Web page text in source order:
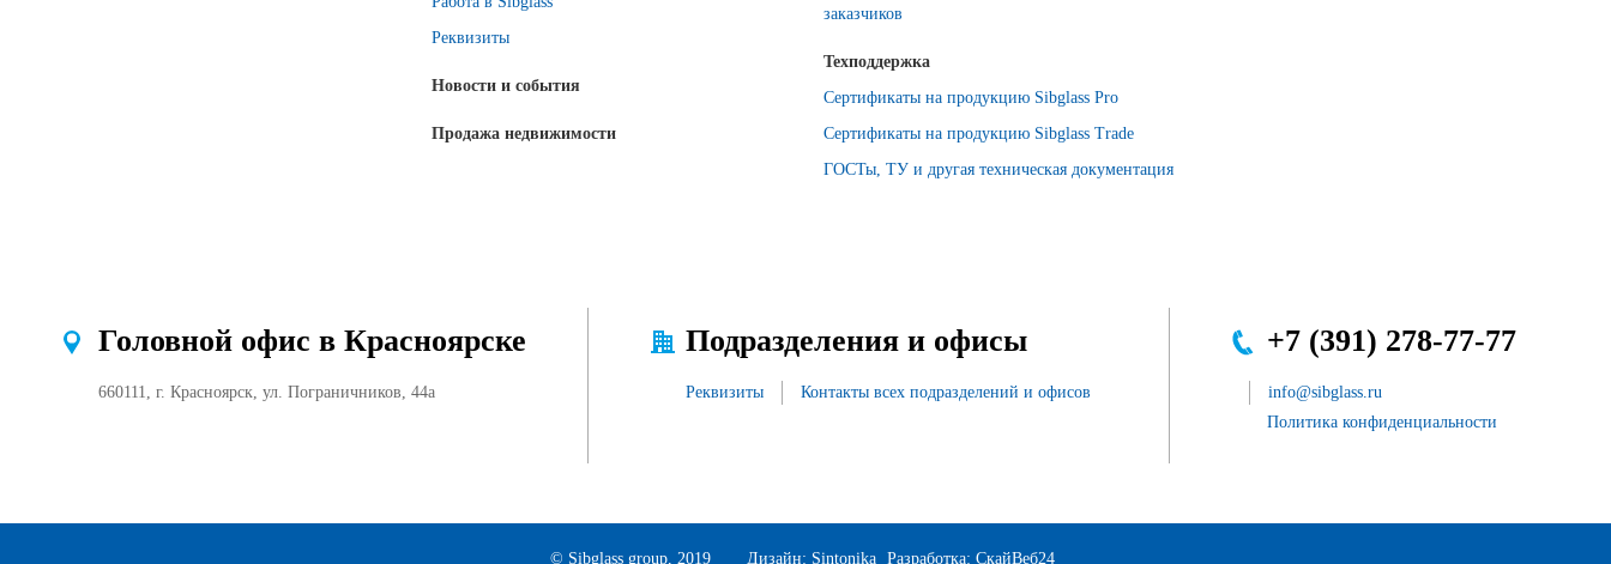
Реквизиты
Новости и события
Продажа недвижимости
заказчиков
Техподдержка
Сертификаты на продукцию Sibglass Pro
Сертификаты на продукцию Sibglass Trade
ГОСТы, ТУ и другая техническая документация
Головной офис в Красноярске
660111, г. Красноярск, ул. Пограничников, 44а
Подразделения и офисы
Реквизиты Контакты всех подразделений и офисов
+7 (391) 278-77-77
info@sibglass.ru
Политика конфиденциальности
© Sibglass group, 2019 Дизайн: Sintonika Разработка: СкайВеб24